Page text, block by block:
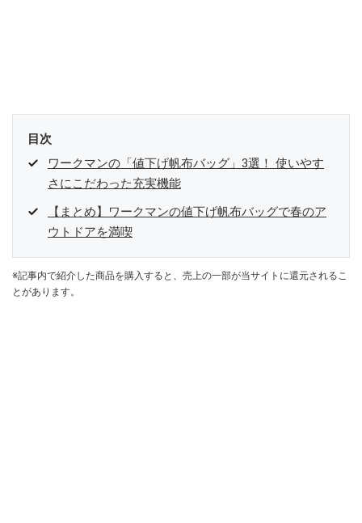
目次
ワークマンの「値下げ帆布バッグ」3選！ 使いやす
さにこだわった充実機能
【まとめ】ワークマンの値下げ帆布バッグで春のア
ウトドアを満喫
※記事内で紹介した商品を購入すると、売上の一部が当サイトに還元されるこ
とがあります。